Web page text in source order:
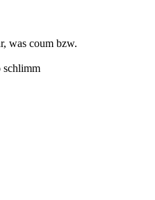
was coum bzw.
schlimm